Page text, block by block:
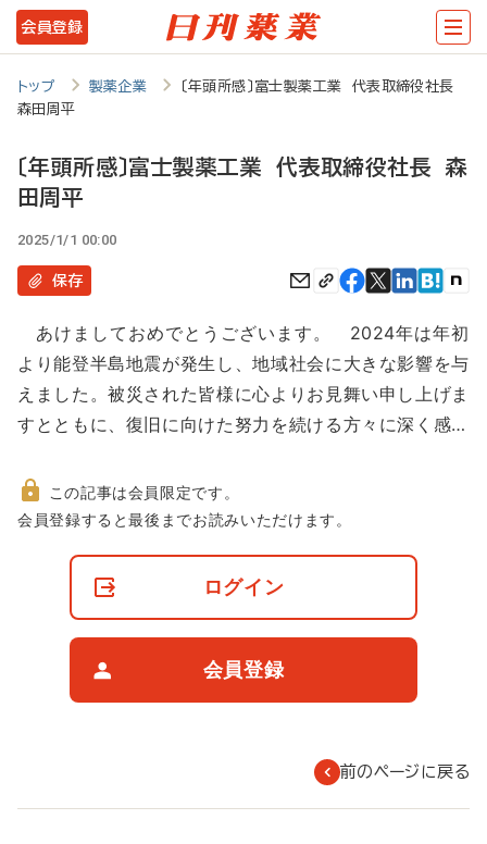
メ
イ
テ
ツ
に
動
会員登録
トップ 製薬企業
〔年頭所感〕富士製薬工業 代表取締役社長
森田周平
〔年頭所感〕富士製薬工業 代表取締役社長 森
田周平
2025/1/1 00:00
保存
あけましておめでとうございます。 2024年は年初
より能登半島地震が発生し、地域社会に大きな影響を与
えました。被災された皆様に心よりお見舞い申し上げま
すとともに、復旧に向けた努力を続ける方々に深く感…
非
この記事は会員限定です。
会員登録すると最後までお読みいただけます。
ログイン
会員登録
前のページに戻る